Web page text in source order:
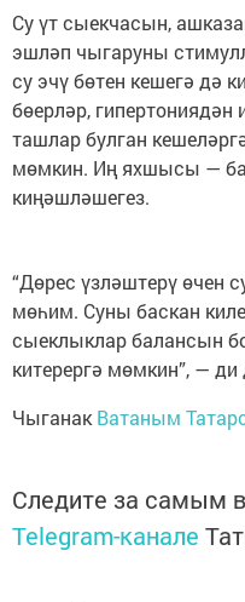
Су үт сыекчасын,
эшләп чыгаруны
су эчү бөтен кешегә дә
бөерләр, гипертониядән
ташлар булган
мөмкин. Иң яхшысы —
киңәшләшегез.
“Дөрес үзләштерү өчен
мөһим. Суны баскан
сыеклыклар балансын
китерергә мөмкин”, — ди
Чыганак Ватаным
Следите за самым
Telegram-канале